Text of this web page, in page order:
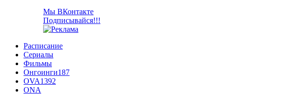
Мы ВКонтакте
Подписывайся!!!
Расписание
Сериалы
Фильмы
Онгоинги187
OVA1392
ONA